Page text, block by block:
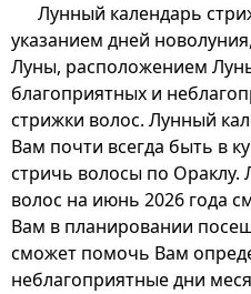
Лунный календарь
указанием дней
Луны, расположением
благоприятных и
стрижки волос. Лунный
Вам почти всегда быть в
стричь волосы по Ораклу.
волос на июнь 2026 года
Вам в планировании
сможет помочь Вам
неблагоприятные дни